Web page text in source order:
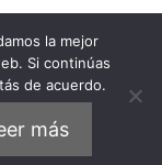
Aviso legal
la mejor
Si continúas
de acuerdo.
más